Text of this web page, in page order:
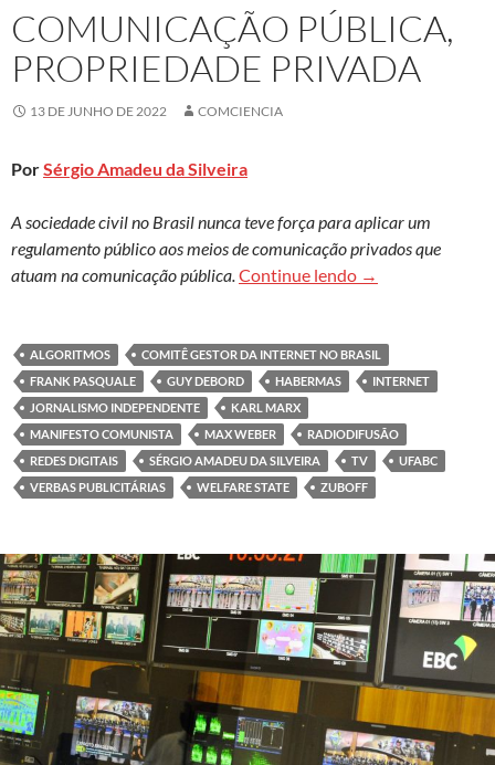
COMUNICAÇÃO PÚBLICA,
PROPRIEDADE PRIVADA
13 DE JUNHO DE 2022 COMCIENCIA
PorSérgio Amadeu da Silveira
A sociedade civil no Brasil nunca teve força para aplicar um
regulamento público aos meios de comunicação privados que
atuam na comunicação pública.Continue lendo Comunicação
→
ALGORITMOS
COMITÊ GESTOR DA INTERNET NO BRASIL
FRANK PASQUALE
GUY DEBORD HABERMAS
INTERNET
JORNALISMO INDEPENDENTE
KARL MARX
MANIFESTO COMUNISTA
MAX WEBER
RADIODIFUSÃO
REDES DIGITAIS
SÉRGIO AMADEU DA SILVEIRA TV
UFABC
VERBAS PUBLICITÁRIAS
WELFARE STATE ZUBOFF